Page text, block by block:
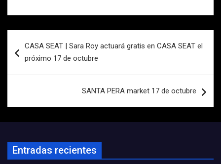
de
CASA SEAT | Sara Roy actuará gratis en CASA SEAT el
próximo 17 de octubre
SANTA PERA market 17 de octubre
Entradas recientes